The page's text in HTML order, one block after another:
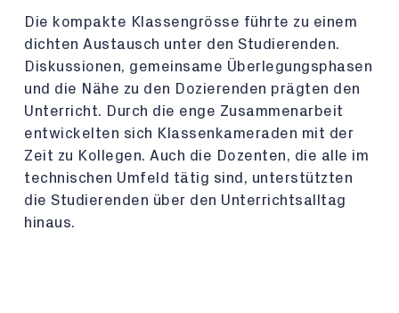
Die kompakte Klassengrösse führte zu einem
dichten Austausch unter den Studierenden.
Diskussionen, gemeinsame Überlegungsphasen
und die Nähe zu den Dozierenden prägten den
Unterricht. Durch die enge Zusammenarbeit
entwickelten sich Klassenkameraden mit der
Zeit zu Kollegen. Auch die Dozenten, die alle im
technischen Umfeld tätig sind, unterstützten
die Studierenden über den Unterrichtsalltag
hinaus.